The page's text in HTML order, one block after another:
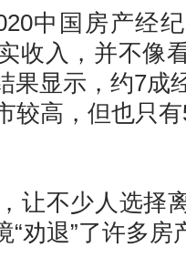
中国房产经纪
收入，并不像
果显示，约7成
较高，但也只
不少人选择
“劝退”了许多房